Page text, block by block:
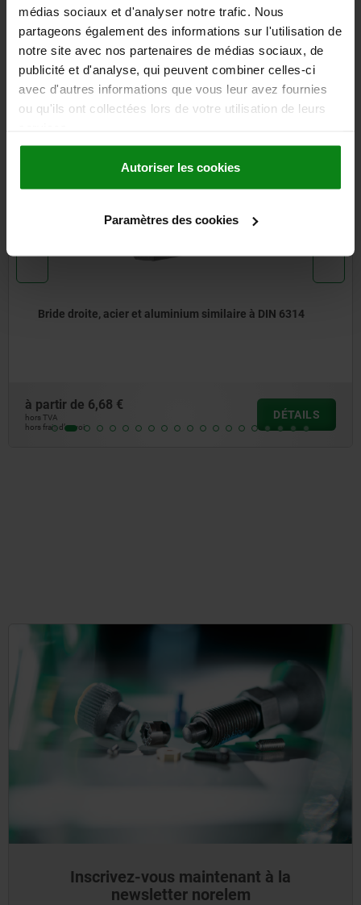
médias sociaux et d'analyser notre trafic. Nous
partageons également des informations sur l'utilisation de
notre site avec nos partenaires de médias sociaux, de
publicité et d'analyse, qui peuvent combiner celles-ci
avec d'autres informations que vous leur avez fournies
ou qu'ils ont collectées lors de votre utilisation de leurs
Autoriser les cookies
Paramètres des cookies
TÉLÉCHARGEMENTS
D'autres clients ont
également acheté
aluminium similaire à DIN 6314 Bloc de bridage
à partir de
hors TVA
hors frais d’envoi
Inscrivez-vous maintenant à la
newsletter norelem